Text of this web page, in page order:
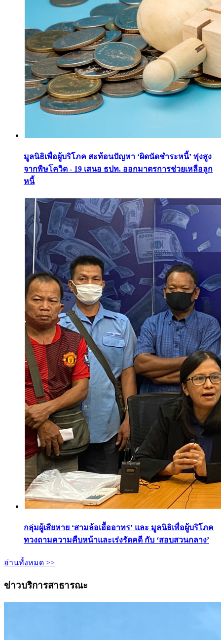
มูลนิธิเพื่อผู้บริโภค สะท้อนปัญหา ‘ผิดนัดชำระหนี้’ พุ่งสูง
จากพิษโควิด - 19 เสนอ ธปท. ออกมาตรการช่วยเหลือลูก
หนี้
กลุ่มผู้เสียหาย ‘สามล้อเอื้ออาทร’ และ มูลนิธิเพื่อผู้บริโภค
ทวงถามความคืบหน้าและเร่งรัดคดี กับ ‘สอบสวนกลาง’
อ่านทั้งหมด >>
ข่าวบริการสาธารณะ